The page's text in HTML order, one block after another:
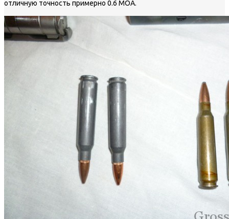
отличную точность примерно 0.6 МОА.